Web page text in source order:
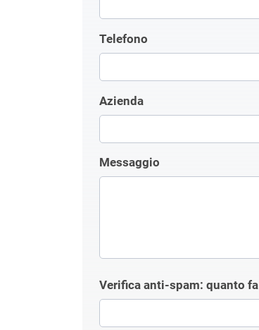
Telefono
Azienda
Messaggio
Verifica anti-spam: quanto fa